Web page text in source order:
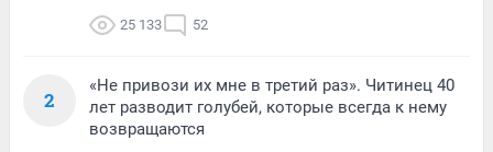
25 133 52
2
«Не привози их мне в третий раз». Читинец 40
лет разводит голубей, которые всегда к нему
возвращаются